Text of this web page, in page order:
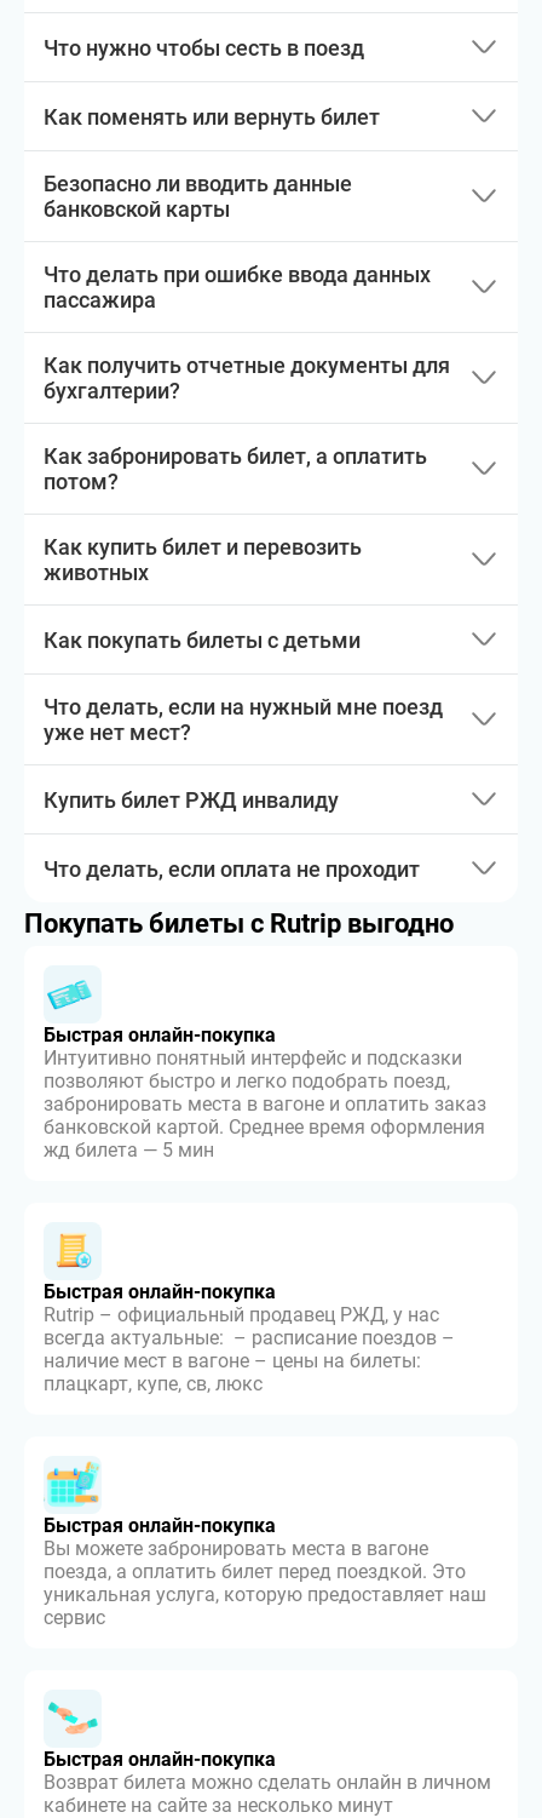
Что нужно чтобы сесть в поезд
Как поменять или вернуть билет
Безопасно ли вводить данные
банковской карты
Что делать при ошибке ввода данных
пассажира
Как получить отчетные документы для
бухгалтерии?
Как забронировать билет, а оплатить
потом?
Как купить билет и перевозить
животных
Как покупать билеты с детьми
Что делать, если на нужный мне поезд
уже нет мест?
Купить билет РЖД инвалиду
Что делать, если оплата не проходит
Покупать билеты с Rutrip выгодно
Быстрая онлайн-покупка
Интуитивно понятный интерфейс и подсказки
позволяют быстро и легко подобрать поезд,
забронировать места в вагоне и оплатить заказ
банковской картой. Среднее время оформления
жд билета — 5 мин
Быстрая онлайн-покупка
Rutrip – официальный продавец РЖД, у нас
всегда актуальные: – расписание поездов –
наличие мест в вагоне – цены на билеты:
плацкарт, купе, св, люкс
Быстрая онлайн-покупка
Вы можете забронировать места в вагоне
поезда, а оплатить билет перед поездкой. Это
уникальная услуга, которую предоставляет наш
сервис
Быстрая онлайн-покупка
Возврат билета можно сделать онлайн в личном
кабинете на сайте за несколько минут